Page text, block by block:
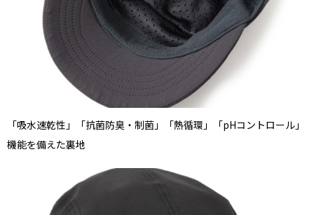
「吸水速乾性」「抗菌防臭・制菌」「熱循環」「pHコントロール」
機能を備えた裏地